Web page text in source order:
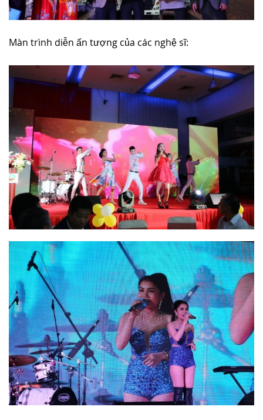
Màn trình diễn ấn tượng của các nghệ sĩ: